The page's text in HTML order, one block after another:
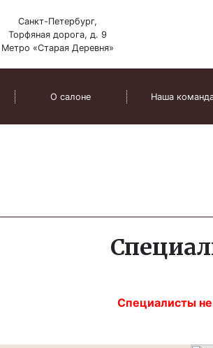
Санкт-Петербург,
Торфяная дорога, д. 9
Метро «Старая Деревня»
О салоне Наша
Феникс
в Приморском районе Санкт-
Специалисты